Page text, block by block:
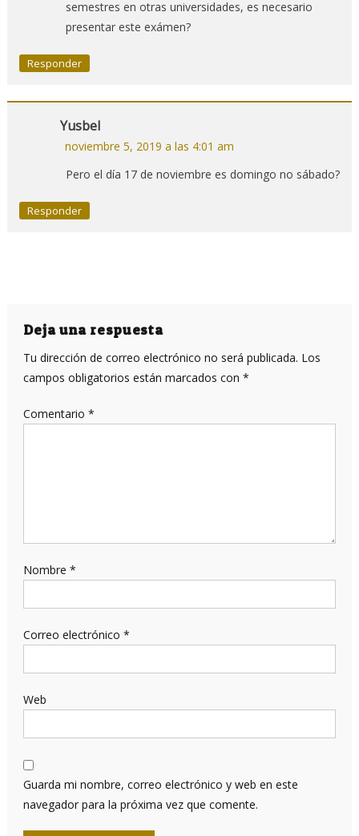
semestres en otras universidades, es necesario
presentar este exámen?
Responder
Yusbel
noviembre 5, 2019 a las 4:01 am
Pero el día 17 de noviembre es domingo no sábado?
Responder
Deja una respuesta
Tu dirección de correo electrónico no será publicada. Los
campos obligatorios están marcados con *
Comentario *
Nombre *
Correo electrónico *
Web
Guarda mi nombre, correo electrónico y web en este
navegador para la próxima vez que comente.